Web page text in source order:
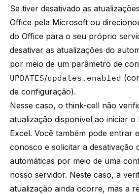
Se tiver desativado as
Office pela Microsoft ou
do Office para o seu próprio
desativar as atualizações do
por meio de um parâmetro de
UPDATES/updates.enabled
de configuração).
Nesse caso, o think-cell não
atualização disponível ao iniciar o
Excel. Você também pode entrar
conosco e solicitar a desativação
automáticas por meio de uma
nosso servidor. Neste caso, a
atualização ainda ocorre, mas a